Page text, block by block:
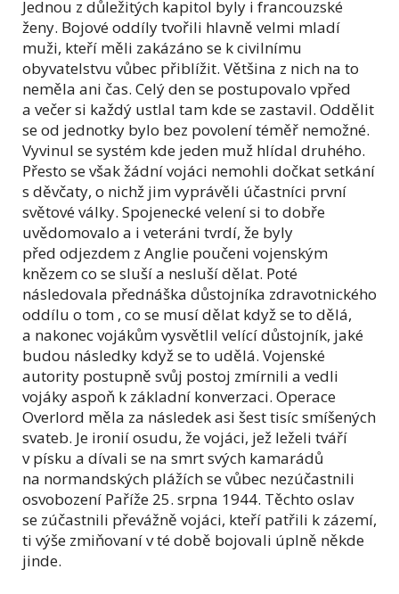
Jednou z důležitých kapitol byly i francouzské
ženy. Bojové oddíly tvořili hlavně velmi mladí
muži, kteří měli zakázáno se k civilnímu
obyvatelstvu vůbec přiblížit. Většina z nich na to
neměla ani čas. Celý den se postupovalo vpřed
a večer si každý ustlal tam kde se zastavil. Oddělit
se od jednotky bylo bez povolení téměř nemožné.
Vyvinul se systém kde jeden muž hlídal druhého.
Přesto se však žádní vojáci nemohli dočkat setkání
s děvčaty, o nichž jim vyprávěli účastníci první
světové války. Spojenecké velení si to dobře
uvědomovalo a i veteráni tvrdí, že byly
před odjezdem z Anglie poučeni vojenským
knězem co se sluší a nesluší dělat. Poté
následovala přednáška důstojníka zdravotnického
oddílu o tom , co se musí dělat když se to dělá,
a nakonec vojákům vysvětlil velící důstojník, jaké
budou následky když se to udělá. Vojenské
autority postupně svůj postoj zmírnili a vedli
vojáky aspoň k základní konverzaci. Operace
Overlord měla za následek asi šest tisíc smíšených
svateb. Je ironií osudu, že vojáci, jež leželi tváří
v písku a dívali se na smrt svých kamarádů
na normandských plážích se vůbec nezúčastnili
osvobození Paříže 25. srpna 1944. Těchto oslav
se zúčastnili převážně vojáci, kteří patřili k zázemí,
ti výše zmiňovaní v té době bojovali úplně někde
jinde.